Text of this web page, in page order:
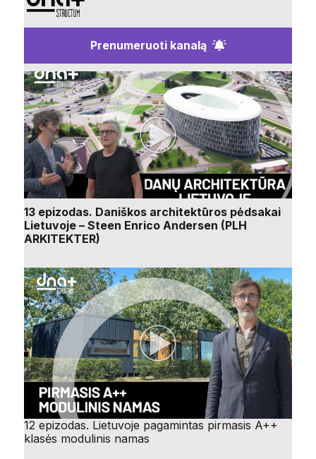
Prenumeruoti kanalą
13 epizodas. Daniškos architektūros pėdsakai
Lietuvoje – Steen Enrico Andersen (PLH
ARKITEKTER)
12 epizodas. Lietuvoje pagamintas pirmasis A++
klasės modulinis namas